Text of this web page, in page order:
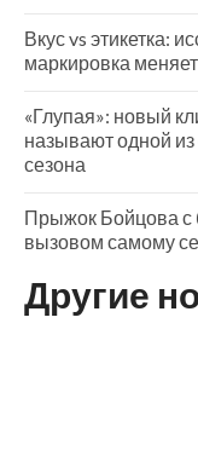
Вкус vs этикетка:
маркировка
«Глупая»: новый
называют одной
сезона
Прыжок Бойцова с
вызовом самому
Другие